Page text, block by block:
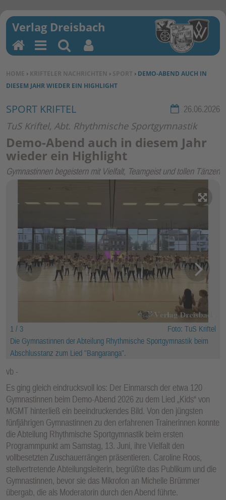
SIE BEFINDEN SICH HIER:
HOME › KRIFTELER NACHRICHTEN › SPORT › DEMO-ABEND AUCH IN
DIESEM JAHR WIEDER EIN HIGHLIGHT
Rubrik:
SPORT KRIFTEL 26.06.2026
TuS Kriftel, Abt. Rhythmische Sportgymnastik
Demo-Abend auch in diesem Jahr
wieder ein Highlight
Gymnastinnen begeistern mit Vielfalt, Teamgeist und tollen Tänzen
1 / 3
Foto: TuS Kriftel
Die Gymnastinnen der Abteilung Rhythmische Sportgymnastik beim
Abschlusstanz zum Lied "Bangaranga".
vb
Es ging gleich eindrucksvoll los: Der Einmarsch der etwa 120
Gymnastinnen beim Demo-Abend 2026 zu dem Lied „Kids“ von
MGMT hinterließ ein beeindruckendes Bild. Von den jüngsten
fünfjährigen Gymnastinnen zu den erfahrenen Trainerinnen konnte
die Abteilung Rhythmische Sportgymnastik beim ersten
Programmpunkt am Samstag, 13. Juni, ihre Vielfalt den
vollbesetzten Zuschauerrängen präsentieren. Caroline Roos,
stellvertretende Abteilungsleiterin, begrüßte das Publikum und die
Gymnastinnen, bevor sie das Mikrofon an Michelle Brümmer
übergab, die als Moderatorin durch den Abend führte.
H
o
m
M
en
u
Su
ch
en
Be
nu
tz
kti
on
en